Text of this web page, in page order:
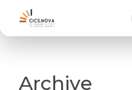
Archive